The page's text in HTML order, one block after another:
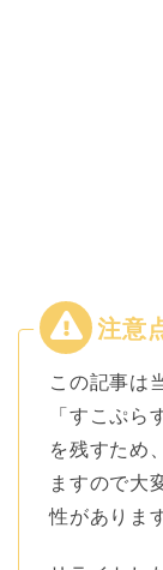
この記事は
「すこぷら
を残すため
ますので大
性がありま